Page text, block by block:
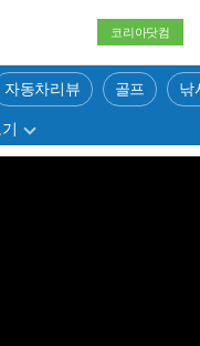
코리아닷컴
자동차리뷰 골프 낚